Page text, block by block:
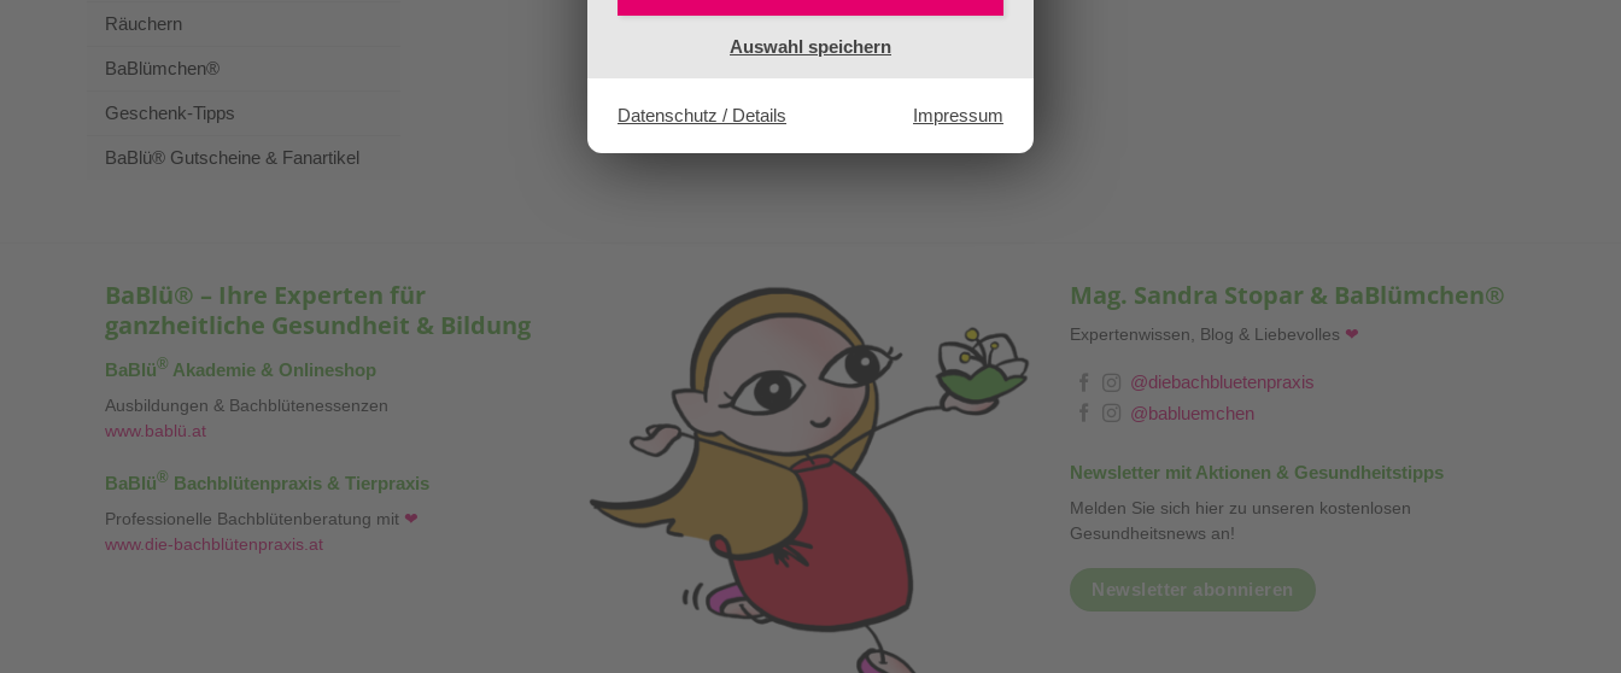
Auswahl speichern
Datenschutz / Details Impressum
Räuchern
BaBlümchen®
Geschenk-Tipps
BaBlü® Gutscheine & Fanartikel
BaBlü® – Ihre Experten für
ganzheitliche Gesundheit & Bildung
BaBlü® Akademie & Onlineshop
Ausbildungen & Bachblütenessenzen
www.bablü.at
BaBlü® Bachblütenpraxis & Tierpraxis
Professionelle Bachblütenberatung mit ❤
www.die-bachblütenpraxis.at
Mag. Sandra Stopar & BaBlümchen®
Expertenwissen, Blog & Liebevolles ❤
@diebachbluetenpraxis
@babluemchen
Newsletter mit Aktionen & Gesundheitstipps
Melden Sie sich hier zu unseren kostenlosen
Gesundheitsnews an!
Newsletter abonnieren